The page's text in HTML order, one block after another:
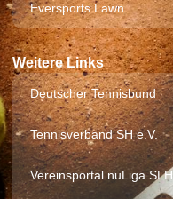
Eversports Lawn
Weitere Links
Deutscher Tennisbund
Tennisverband SH e.V.
Vereinsportal nuLiga SLH